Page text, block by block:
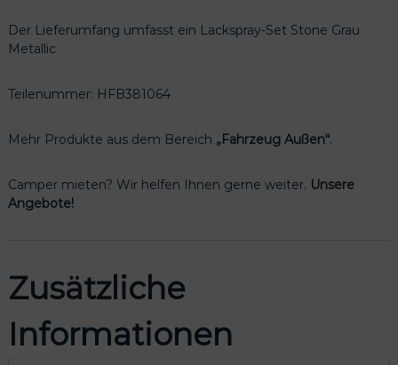
6
4
e
e
Der Lieferumfang umfasst ein Lackspray-Set Stone Grau
Metallic
Teilenummer: HFB381064
Mehr Produkte aus dem Bereich „Fahrzeug Außen“.
Camper mieten? Wir helfen Ihnen gerne weiter. Unsere
Angebote!
Zusätzliche
Informationen